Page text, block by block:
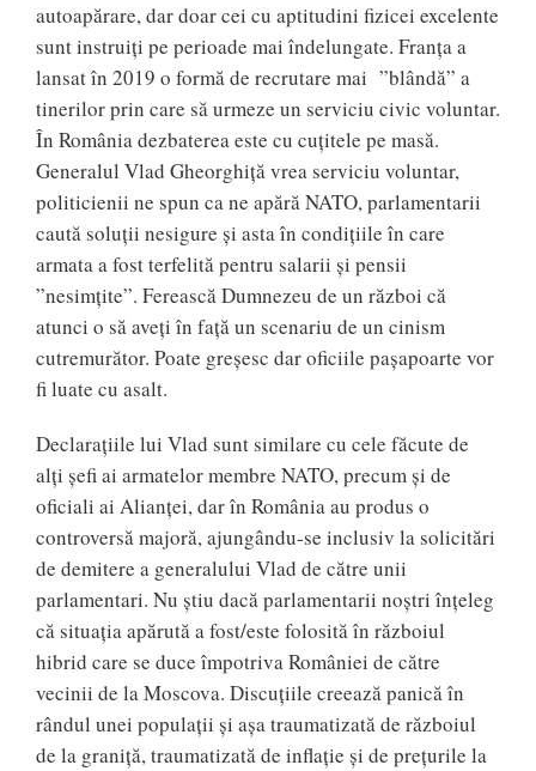
autoapărare, dar doar cei cu aptitudini fizicei excelente
sunt instruiți pe perioade mai îndelungate. Franța a
lansat în 2019 o formă de recrutare mai ”blândă” a
tinerilor prin care să urmeze un serviciu civic voluntar.
În România dezbaterea este cu cuțitele pe masă.
Generalul Vlad Gheorghiță vrea serviciu voluntar,
politicienii ne spun ca ne apără NATO, parlamentarii
caută soluții nesigure și asta în condițiile în care
armata a fost terfelită pentru salarii și pensii
”nesimțite”. Ferească Dumnezeu de un război că
atunci o să aveți în față un scenariu de un cinism
cutremurător. Poate greșesc dar oficiile pașapoarte vor
fi luate cu asalt.
Declarațiile lui Vlad sunt similare cu cele făcute de
alți șefi ai armatelor membre NATO, precum și de
oficiali ai Alianței, dar în România au produs o
controversă majoră, ajungându-se inclusiv la solicitări
de demitere a generalului Vlad de către unii
parlamentari. Nu știu dacă parlamentarii noștri înțeleg
că situația apărută a fost/este folosită în războiul
hibrid care se duce împotriva României de către
vecinii de la Moscova. Discuțiile creează panică în
rândul unei populații și așa traumatizată de războiul
de la graniță, traumatizată de inflație și de prețurile la